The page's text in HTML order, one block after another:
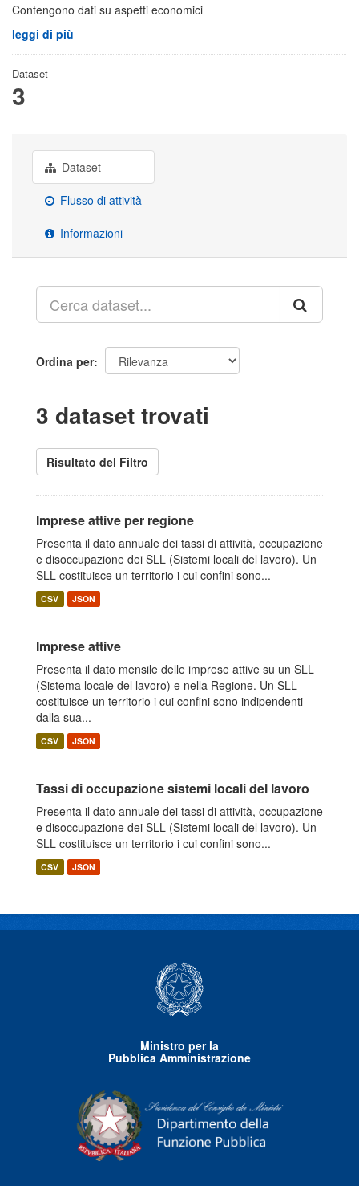
Contengono dati su aspetti economici
leggi di più
Dataset
3
Dataset
Flusso di attività
Informazioni
Ordina per
3 dataset trovati
Risultato del Filtro
Imprese attive per regione
Presenta il dato annuale dei tassi di attività, occupazione
e disoccupazione dei SLL (Sistemi locali del lavoro). Un
SLL costituisce un territorio i cui confini sono...
CSV JSON
Imprese attive
Presenta il dato mensile delle imprese attive su un SLL
(Sistema locale del lavoro) e nella Regione. Un SLL
costituisce un territorio i cui confini sono indipendenti
dalla sua...
CSV JSON
Tassi di occupazione sistemi locali del lavoro
Presenta il dato annuale dei tassi di attività, occupazione
e disoccupazione dei SLL (Sistemi locali del lavoro). Un
SLL costituisce un territorio i cui confini sono...
CSV JSON
Ministro per la
Pubblica Amministrazione